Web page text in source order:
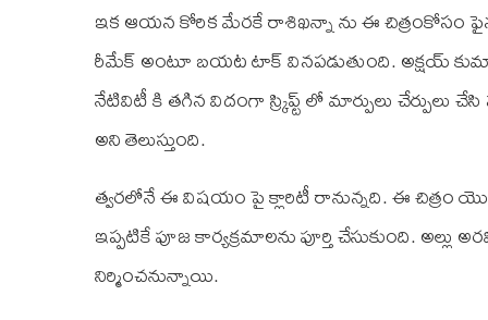
ఇక ఆయన కోరిక మేరకే రాశిఖన్నా ను ఈ చిత్రంకోసం
రీమేక్ అంటూ బయట టాక్ వినపడుతుంది. అక్షయ్
నేటివిటీ కి తగిన విదంగా స్క్రిప్ట్ లో మార్పులు
అని తెలుస్తుంది.
త్వరలోనే ఈ విషయం పై క్లారిటీ రానున్నది. ఈ చిత్రం
ఇప్పటికే పూజ కార్యక్రమాలను పూర్తి చేసుకుంది.
నిర్మించనున్నాయి.